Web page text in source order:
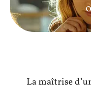
La maîtrise